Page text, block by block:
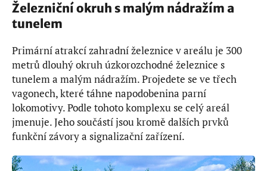
Železniční okruh s malým nádražím a
tunelem
Primární atrakcí zahradní železnice v areálu je 300
metrů dlouhý okruh úzkorozchodné železnice s
tunelem a malým nádražím. Projedete se ve třech
vagonech, které táhne napodobenina parní
lokomotivy. Podle tohoto komplexu se celý areál
jmenuje. Jeho součástí jsou kromě dalších prvků
funkční závory a signalizační zařízení.